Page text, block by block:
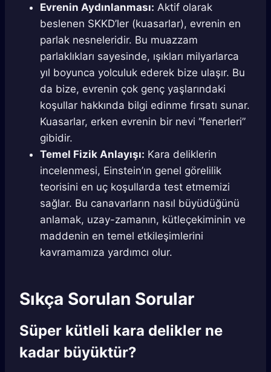
Evrenin Aydınlanması: Aktif olarak
beslenen SKKD’ler (kuasarlar), evrenin en
parlak nesneleridir. Bu muazzam
parlaklıkları sayesinde, ışıkları milyarlarca
yıl boyunca yolculuk ederek bize ulaşır. Bu
da bize, evrenin çok genç yaşlarındaki
koşullar hakkında bilgi edinme fırsatı sunar.
Kuasarlar, erken evrenin bir nevi “fenerleri”
gibidir.
Temel Fizik Anlayışı: Kara deliklerin
incelenmesi, Einstein’ın genel görelilik
teorisini en uç koşullarda test etmemizi
sağlar. Bu canavarların nasıl büyüdüğünü
anlamak, uzay-zamanın, kütleçekiminin ve
maddenin en temel etkileşimlerini
kavramamıza yardımcı olur.
Sıkça Sorulan Sorular
Süper kütleli kara delikler ne
kadar büyüktür?